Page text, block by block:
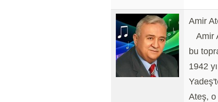
Amir
Amir
bu
1942
Ateş, o